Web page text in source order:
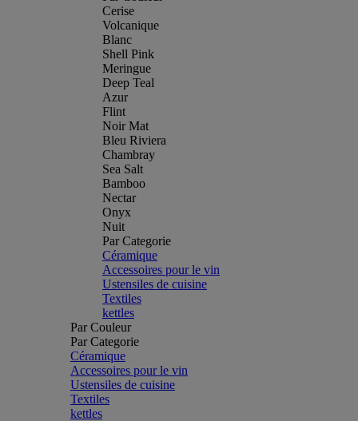
Cerise
Volcanique
Blanc
Shell Pink
Meringue
Deep Teal
Azur
Flint
Noir Mat
Bleu Riviera
Chambray
Sea Salt
Bamboo
Nectar
Onyx
Nuit
Par Categorie
Céramique
Accessoires pour le vin
Ustensiles de cuisine
Textiles
kettles
Par Couleur
Par Categorie
Céramique
Accessoires pour le vin
Ustensiles de cuisine
Textiles
kettles